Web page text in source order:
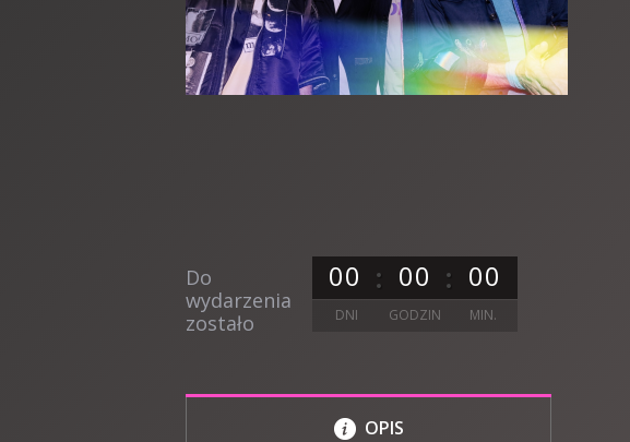
Do
wydarzenia
zostało
00 00 00
DNI GODZIN MIN.
OPIS